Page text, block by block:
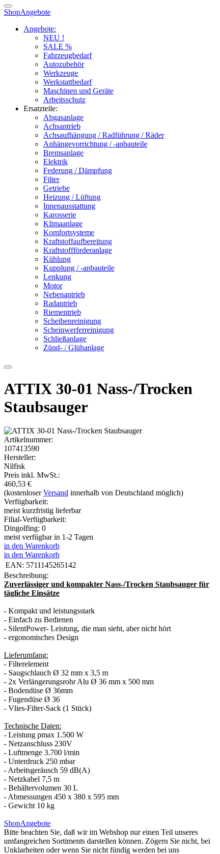
ShopAngebote
Angebote:
NEU !
SALE %
Fahrzeugbedarf
Autozubehör
Werkzeuge
Werkstattbedarf
Maschinen und Geräte
Arbeitsschutz
Ersatzteile:
Abgasanlage
Achsantrieb
Achsaufhängung / Radführung / Räder
Anhängevorrichtung / -anbauteile
Bremsanlage
Elektrik
Federung / Dämpfung
Filter
Getriebe
Heizung / Lüftung
Innenausstattung
Karosserie
Klimaanlage
Komfortsysteme
Kraftstoffaufbereitung
Kraftstoffförderanlage
Kühlung
Kupplung / -anbauteile
Lenkung
Motor
Nebenantrieb
Radantrieb
Riementrieb
Scheibenreinigung
Scheinwerferreinigung
Schließanlage
Zünd- / Glühanlage
ATTIX 30-01 Nass-/Trocken
Staubsauger
Artikelnummer:
107413590
Hersteller:
Nilfisk
Preis inkl. MwSt.:
460,53 €
(kostenloserVersand innerhalb von Deutschland möglich)
Verfügbarkeit:
meist kurzfristig lieferbar
Filial-Verfügbarkeit:
Dingolfing: 0
meist verfügbar in 1-2 Tagen
in den Warenkorb
in den Warenkorb
EAN: 5711145265142
Beschreibung:
Zuverlässiger und kompakter Nass-/Trocken Staubsauger für
tägliche Einsätze
- Kompakt und leistungsstark
- Einfach zu Bedienen
- SilentPower- Leistung, die man sieht, aber nicht hört
- ergonomisches Design
Lieferumfang:
- Filterelement
- Saugschlauch Ø 32 mm x 3,5 m
- 2x Verlängerungsrohr Alu Ø 36 mm x 500 mm
- Bodendüse Ø 36mm
- Fugendüse Ø 36
- Vlies-Filter-Sack (1 Stück)
Technische Daten:
- Leistung pmax 1.500 W
- Netzanschluss 230V
- Luftmenge 3.700 l/min
- Unterdruck 250 mbar
- Arbeitsgeräusch 59 dB(A)
- Netzkabel 7,5 m
- Behältervolumen 30 L
- Abmessungen 450 x 380 x 595 mm
- Gewicht 10 kg
ShopAngebote
Bitte beachten Sie, daß wir im Webshop nur einen Teil unseres
umfangreichen Sortiments darstellen können. Zögern Sie nicht, bei
Unklarheiten oder wenn Sie nicht fündig werden bei uns